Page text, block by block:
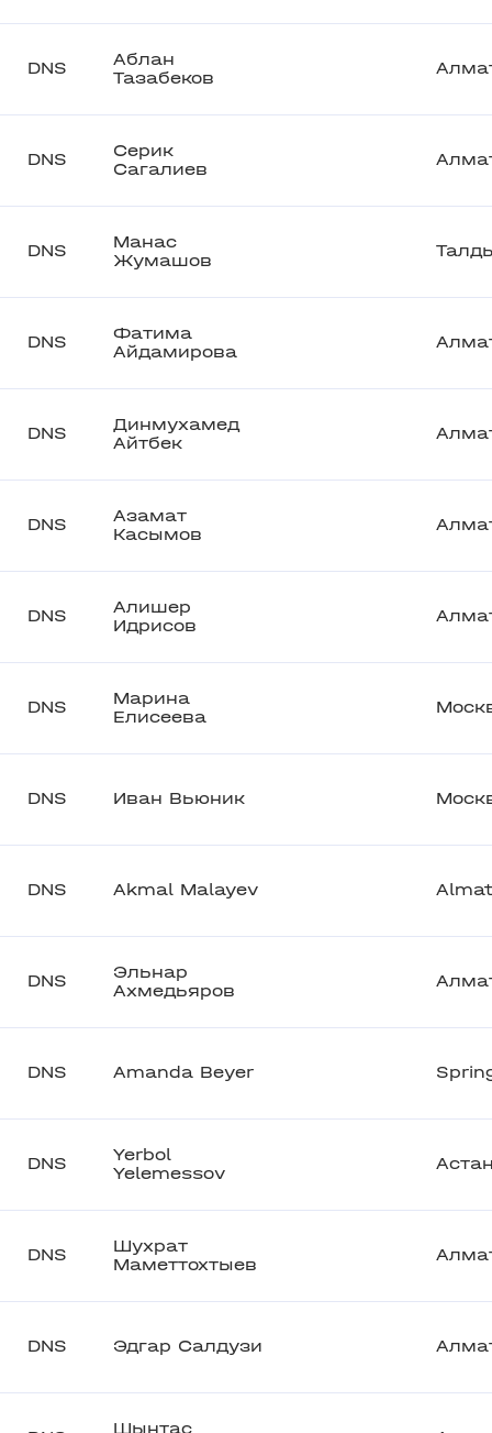
DNS
Аблан
Тазабеков
DNS
Серик
Сагалиев
DNS
Манас
Жумашов
DNS
Фатима
Айдамирова
DNS
Динмухамед
Айтбек
DNS
Азамат
Касымов
DNS
Алишер
Идрисов
DNS
Марина
Елисеева
DNS Иван Вьюник
DNS Akmal Malayev
DNS
Эльнар
Ахмедьяров
DNS Amanda Beyer
DNS
Yerbol
Yelemessov
DNS
Шухрат
Маметтохтыев
DNS Эдгар Салдузи